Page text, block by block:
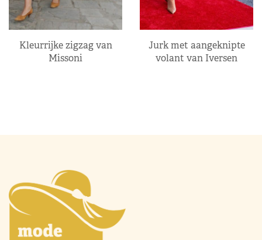
Kleurrijke zigzag van
Missoni
Jurk met aangeknipte
volant van Iversen